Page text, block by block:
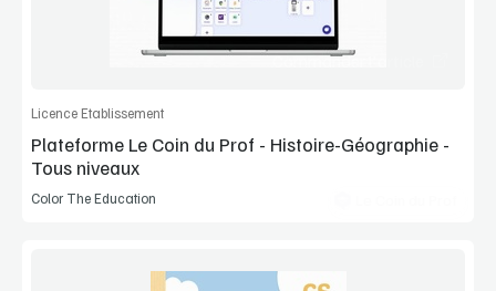
Commander l'article
Licence Etablissement
Plateforme Le Coin du Prof - Histoire-Géographie -
Tous niveaux
Color The Education